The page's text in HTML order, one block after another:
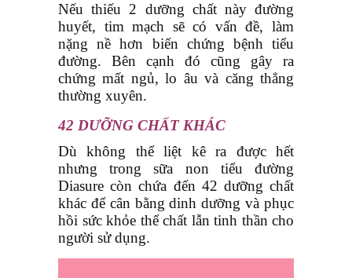
Nếu thiếu 2 dưỡng chất này đường
huyết, tim mạch sẽ có vấn đề, làm
nặng nề hơn biến chứng bệnh tiểu
đường. Bên cạnh đó cũng gây ra
chứng mất ngủ, lo âu và căng thẳng
thường xuyên.
42 DƯỠNG CHẤT KHÁC
Dù không thể liệt kê ra được hết
nhưng trong sữa non tiểu đường
Diasure còn chứa đến 42 dưỡng chất
khác để cân bằng dinh dưỡng và phục
hồi sức khỏe thể chất lẫn tinh thần cho
người sử dụng.